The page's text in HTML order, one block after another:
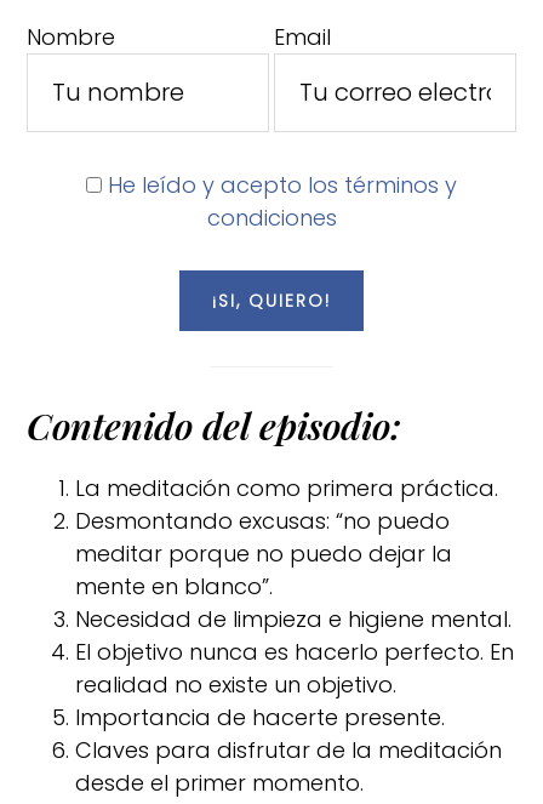
Nombre Email
He leído y acepto los términos y
condiciones
Contenido del episodio:
La meditación como primera práctica.
Desmontando excusas: “no puedo
meditar porque no puedo dejar la
mente en blanco”.
Necesidad de limpieza e higiene mental.
El objetivo nunca es hacerlo perfecto. En
realidad no existe un objetivo.
Importancia de hacerte presente.
Claves para disfrutar de la meditación
desde el primer momento.